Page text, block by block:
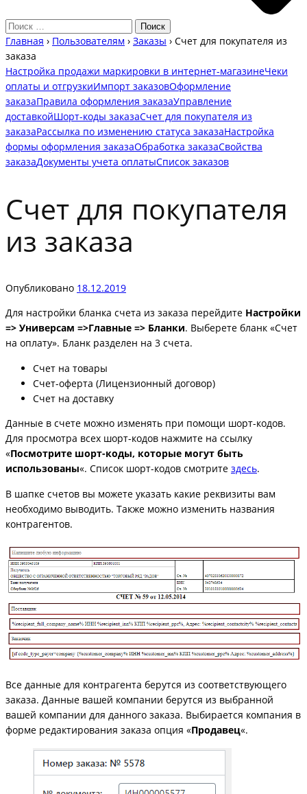
Главная › Пользователям › Заказы › Счет для покупателя из
заказа
Настройка продажи маркировки в интернет-магазинеЧеки
оплаты и отгрузкиИмпорт заказовОформление
заказаПравила оформления заказаУправление
доставкойШорт-коды заказаСчет для покупателя из
заказаРассылка по изменению статуса заказаНастройка
формы оформления заказаОбработка заказаСвойства
заказаДокументы учета оплатыСписок заказов
Счет для покупателя
из заказа
Опубликовано 18.12.2019
Для настройки бланка счета из заказа перейдите Настройки
=> Универсам =>Главные => Бланки. Выберете бланк «Счет
на оплату». Бланк разделен на 3 счета.
Счет на товары
Счет-оферта (Лицензионный договор)
Счет на доставку
Данные в счете можно изменять при помощи шорт-кодов.
Для просмотра всех шорт-кодов нажмите на ссылку
«Посмотрите шорт-коды, которые могут быть
использованы«. Список шорт-кодов смотрите здесь.
В шапке счетов вы можете указать какие реквизиты вам
необходимо выводить. Также можно изменить названия
контрагентов.
Все данные для контрагента берутся из соответствующего
заказа. Данные вашей компании берутся из выбранной
вашей компании для данного заказа. Выбирается компания в
форме редактирования заказа опция «Продавец«.